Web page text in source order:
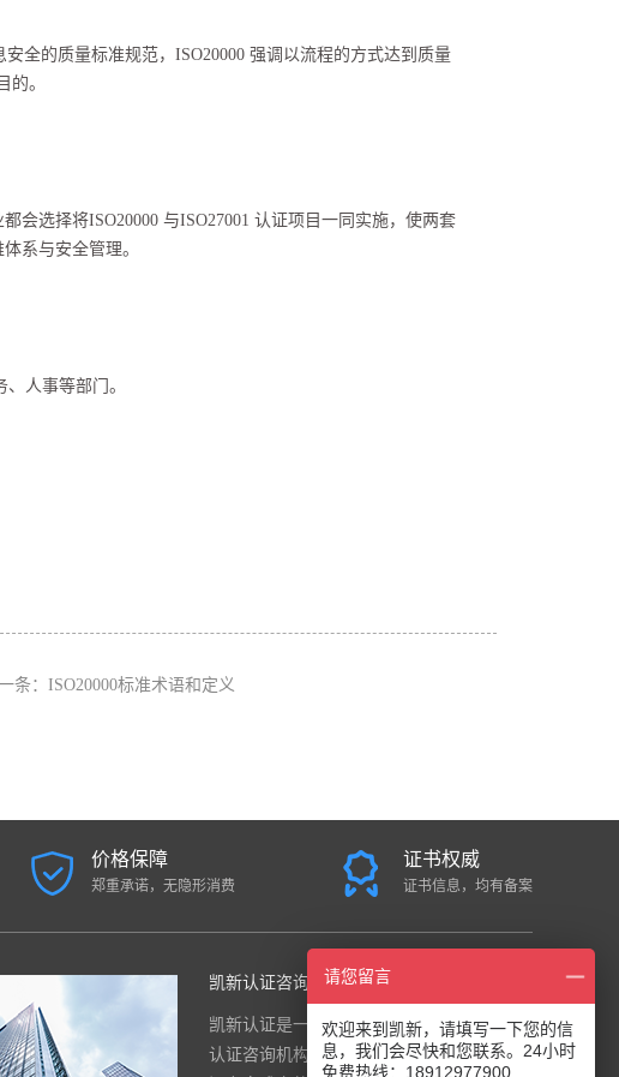
全的质量标准规范，ISO20000 强调以流程的方式达到质量
的。
会选择将ISO20000 与ISO27001 认证项目一同实施，使两套
系与安全管理。
人事等部门。
条： ISO20000标准术语和定义
价格保障
郑重承诺，无隐形消费
证书权威
证书信息，均有备案
凯新认证咨询中心
凯新认证是一家面向全国的国际综合
认证咨询机构，公司是由一群资深顾
请您留言
欢迎来到凯新，请填写一下您的信
息，我们会尽快和您联系。24小时
免费热线：18912977900